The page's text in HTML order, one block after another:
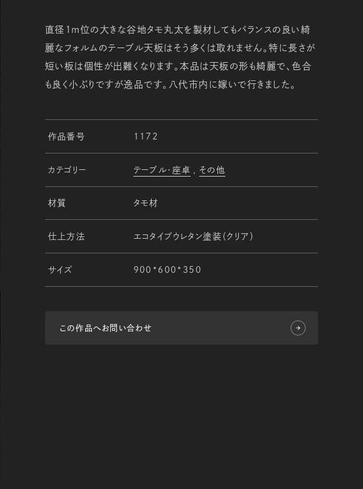
直径1ｍ位の大きな谷地タモ丸太を製材してもバランスの良い綺
麗なフォルムのテーブル天板はそう多くは取れません。特に長さが
短い板は個性が出難くなります。本品は天板の形も綺麗で、色合
も良く小ぶりですが逸品です。八代市内に嫁いで行きました。
作品番号 1172
カテゴリー テーブル・座卓 その他
材質 タモ材
仕上方法 エコタイプウレタン塗装（クリア）
サイズ 900*600*350
この作品へお問い合わせ